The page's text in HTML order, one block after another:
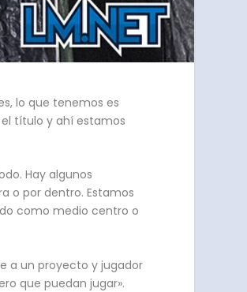
lo que tenemos es
título y ahí estamos
Hay algunos
o por dentro. Estamos
como medio centro o
a un proyecto y jugador
que puedan jugar».